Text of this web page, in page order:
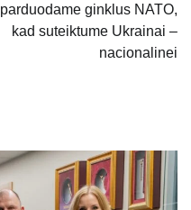
parduodame ginklus NATO,
kad suteiktume Ukrainai –
nacionalinei